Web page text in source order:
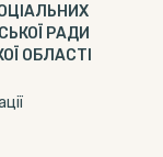
РАДИ
ОБЛАСТІ